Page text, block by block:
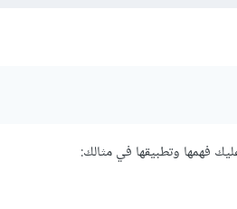
فهمها وتطبيقها في مثالك: